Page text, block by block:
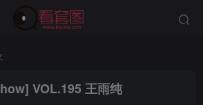
VOL.195 王雨纯